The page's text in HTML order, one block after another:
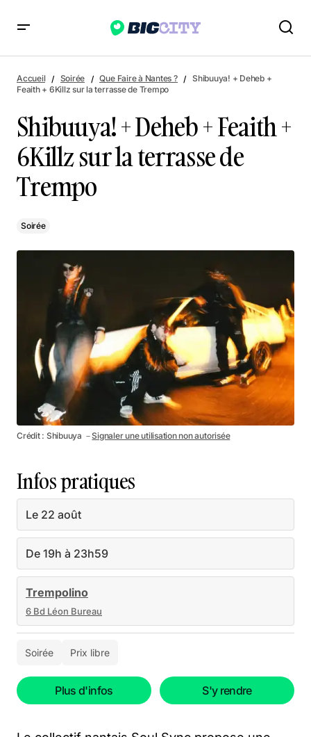
Accueil Soirée Que Faire à Nantes ?
Shibuuya! + Deheb +
Feaith + 6Killz sur la terrasse de Trempo
Shibuuya! + Deheb + Feaith +
6Killz sur la terrasse de
Trempo
Soirée
Crédit : Shibuuya －Signaler une utilisation non autorisée
Infos pratiques
Le 22 août
De 19h à 23h59
Trempolino
6 Bd Léon Bureau
Soirée Prix libre
Plus d'infos S'y rendre